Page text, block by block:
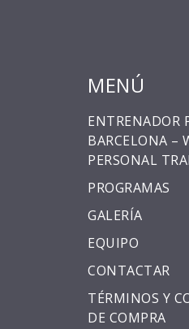
MENÚ
ENTRENADOR
BARCELONA –
PERSONAL
PROGRAMAS
GALERÍA
EQUIPO
CONTACTAR
TÉRMINOS Y
DE COMPRA